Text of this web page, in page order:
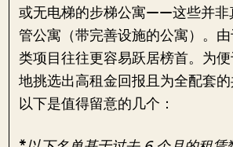
或无电梯的步梯公寓——这些并非
管公寓（带完善设施的公寓）。
类项目往往更容易跃居榜首。为
地挑选出高租金回报且为全配套的
以下是值得留意的几个：